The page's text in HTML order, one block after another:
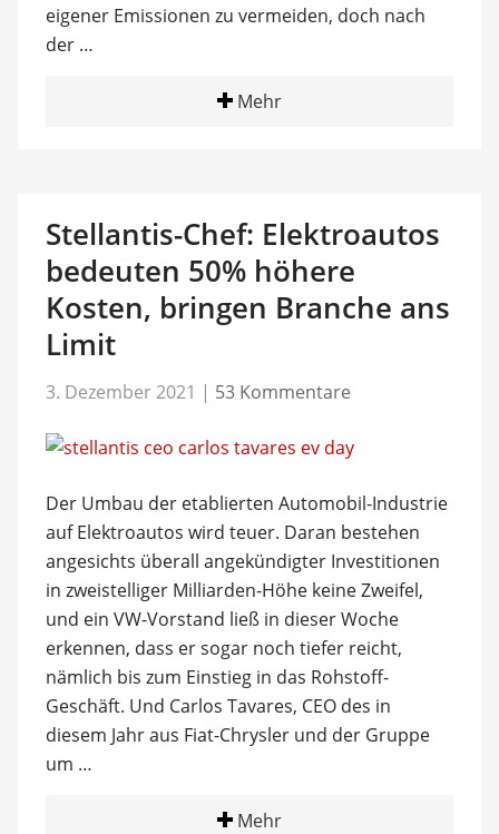
eigener Emissionen zu vermeiden, doch nach
der …
Mehr
Stellantis-Chef: Elektroautos
bedeuten 50% höhere
Kosten, bringen Branche ans
Limit
3. Dezember 2021 | 53 Kommentare
Der Umbau der etablierten Automobil-Industrie
auf Elektroautos wird teuer. Daran bestehen
angesichts überall angekündigter Investitionen
in zweistelliger Milliarden-Höhe keine Zweifel,
und ein VW-Vorstand ließ in dieser Woche
erkennen, dass er sogar noch tiefer reicht,
nämlich bis zum Einstieg in das Rohstoff-
Geschäft. Und Carlos Tavares, CEO des in
diesem Jahr aus Fiat-Chrysler und der Gruppe
um …
Mehr